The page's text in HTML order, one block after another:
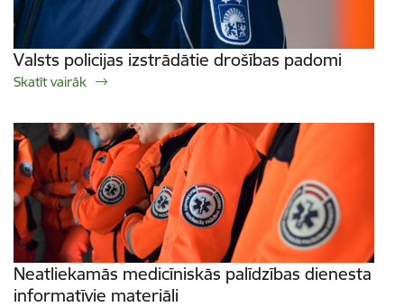
Valsts policijas izstrādātie drošības padomi
Skatīt vairāk
Neatliekamās medicīniskās palīdzības dienesta
informatīvie materiāli